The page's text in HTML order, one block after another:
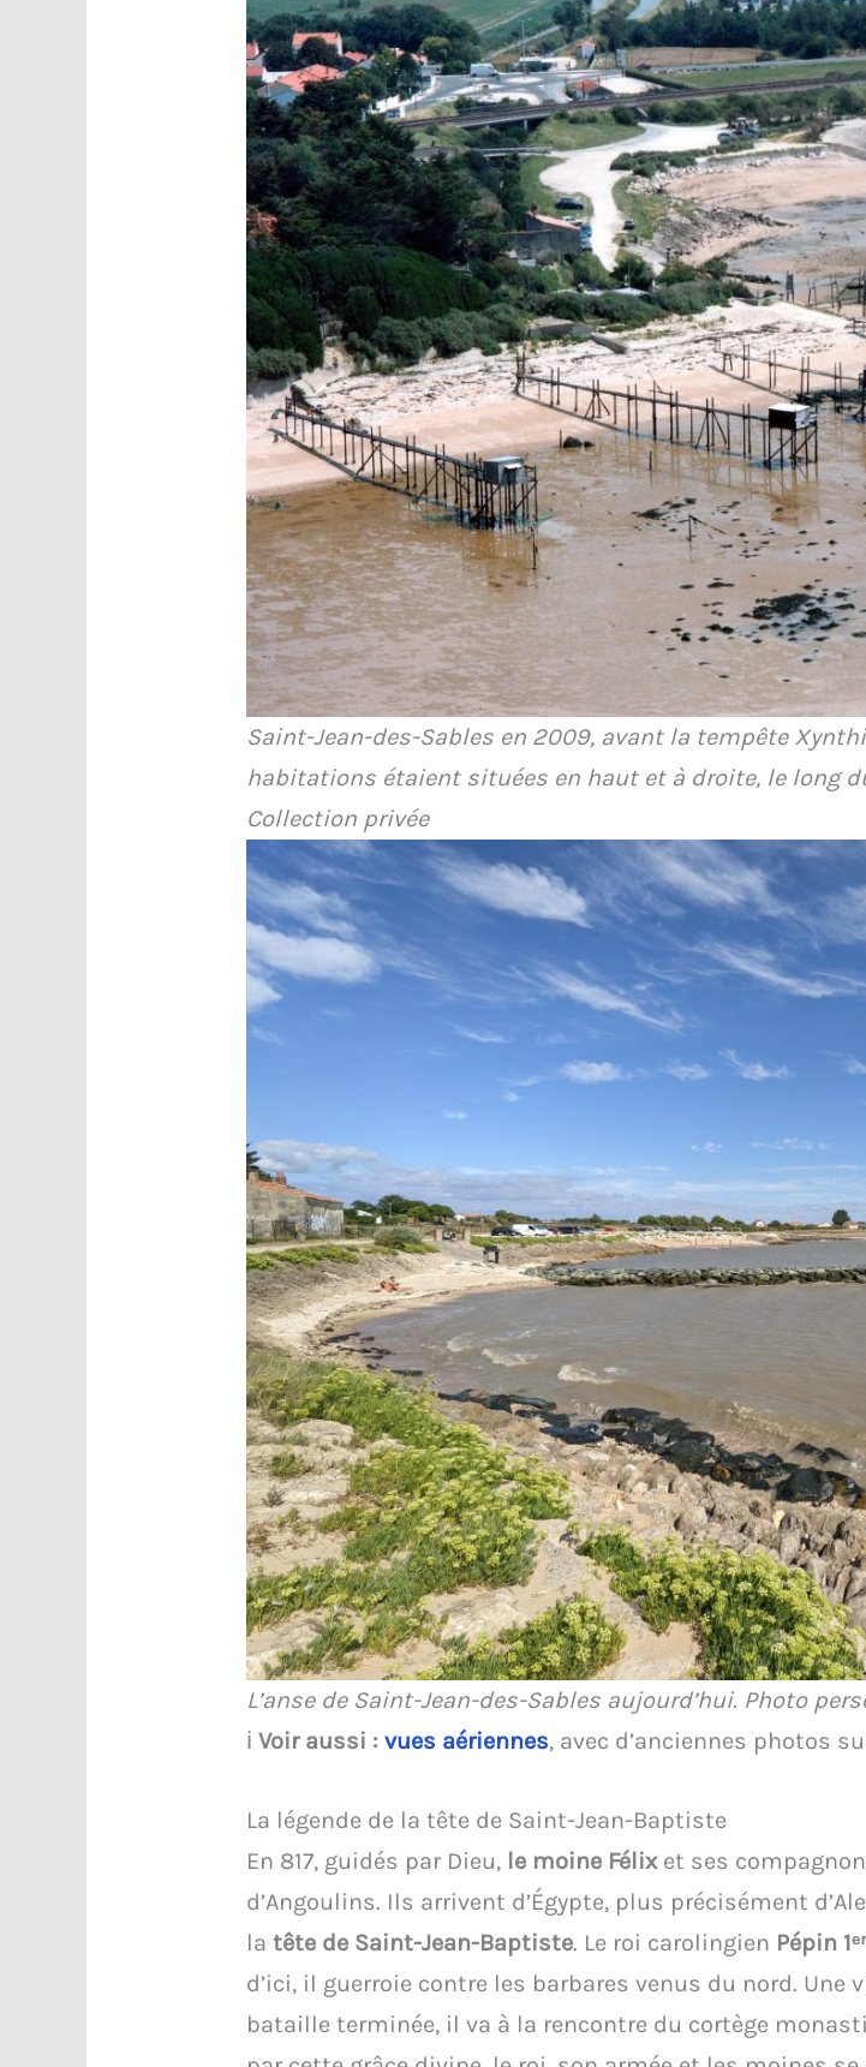
Saint-Jean-des-Sables en 2009, avant la tempête
habitations étaient situées en haut et à droite, le long
Collection privée
L’anse de Saint-Jean-des-Sables aujourd’hui. Photo
ℹ️Voir aussi :vues aériennes, avec d’anciennes photos
La légende de la tête de Saint-Jean-Baptiste
En 817, guidés par Dieu, le moine Félixet ses
d’Angoulins. Ils arrivent d’Égypte, plus précisément
latête de Saint-Jean-Baptiste. Le roi carolingien Pépin 1ᵉʳ
d’ici, il guerroie contre les barbares venus du nord.
bataille terminée, il va à la rencontre du cortège